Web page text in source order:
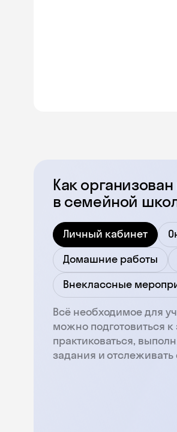
Как
в семейной
Личный кабинет
Домашние работы
Внеклассные
Всё необходимое для
можно подготовиться к
практиковаться,
задания и отслеживать